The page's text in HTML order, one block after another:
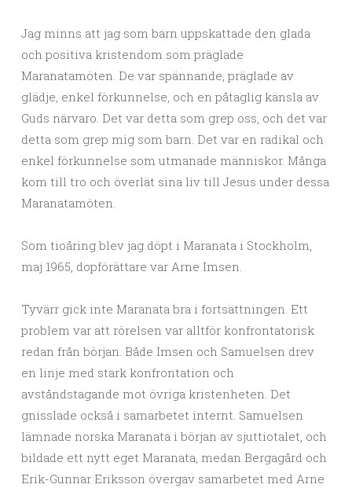
Jag minns att jag som barn uppskattade den glada
och positiva kristendom som präglade
Maranatamöten. De var spännande, präglade av
glädje, enkel förkunnelse, och en påtaglig känsla av
Guds närvaro. Det var detta som grep oss, och det var
detta som grep mig som barn. Det var en radikal och
enkel förkunnelse som utmanade människor. Många
kom till tro och överlät sina liv till Jesus under dessa
Maranatamöten.
Som tioåring blev jag döpt i Maranata i Stockholm,
maj 1965, dopförättare var Arne Imsen.
Tyvärr gick inte Maranata bra i fortsättningen. Ett
problem var att rörelsen var alltför konfrontatorisk
redan från början. Både Imsen och Samuelsen drev
en linje med stark konfrontation och
avståndstagande mot övriga kristenheten. Det
gnisslade också i samarbetet internt. Samuelsen
lämnade norska Maranata i början av sjuttiotalet, och
bildade ett nytt eget Maranata, medan Bergagård och
Erik-Gunnar Eriksson övergav samarbetet med Arne